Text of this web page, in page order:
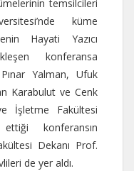
temsilcileri
küme
Hayati Yazıcı
konferansa
Yalman, Ufuk
Karabulut ve Cenk
İşletme Fakültesi
konferansın
Dekanı Prof.
de yer aldı.